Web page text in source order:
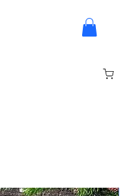
Inloggen